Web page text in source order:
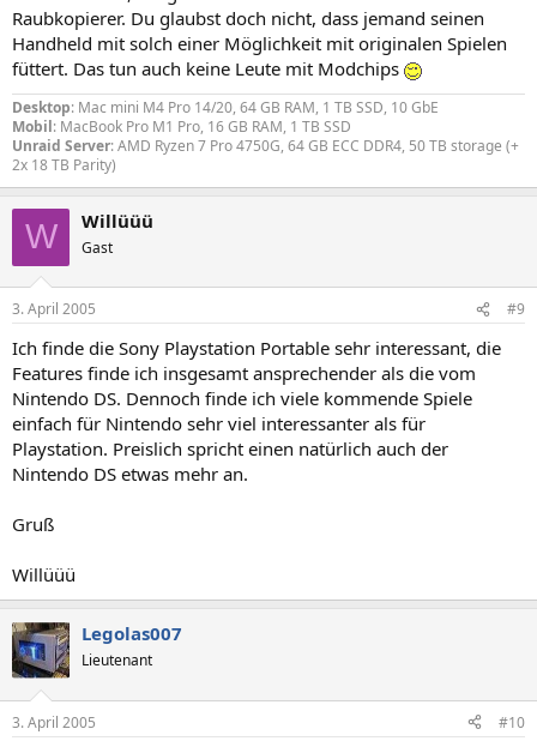
Raubkopierer. Du glaubst doch nicht, dass jemand seinen
Handheld mit solch einer Möglichkeit mit originalen Spielen
füttert. Das tun auch keine Leute mit Modchips
Desktop: Mac mini M4 Pro 14/20, 64 GB RAM, 1 TB SSD, 10 GbE
Mobil: MacBook Pro M1 Pro, 16 GB RAM, 1 TB SSD
Unraid Server: AMD Ryzen 7 Pro 4750G, 64 GB ECC DDR4, 50 TB storage (+
2x 18 TB Parity)
W Willüüü
Gast
3. April 2005 #9
Ich finde die Sony Playstation Portable sehr interessant, die
Features finde ich insgesamt ansprechender als die vom
Nintendo DS. Dennoch finde ich viele kommende Spiele
einfach für Nintendo sehr viel interessanter als für
Playstation. Preislich spricht einen natürlich auch der
Nintendo DS etwas mehr an.
Gruß
Willüüü
Legolas007
Lieutenant
3. April 2005 #10